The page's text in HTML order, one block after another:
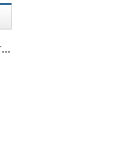
刘一虹：阿维森纳《论灵魂》核心理论对亚里士多德灵魂学说的继承与发展